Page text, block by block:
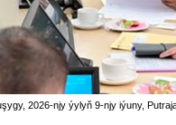
2026-njy ýylyň 9-njy iýuny,